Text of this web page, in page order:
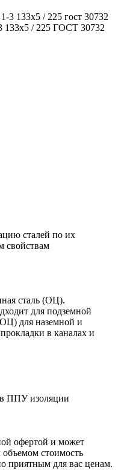
3 133x5 / 225 гост 30732
/ 225 ГОСТ 30732
сталей по их
свойствам
сталь (ОЦ).
для подземной
для наземной и
в каналах и
ППУ изоляции
офертой и может
объемом стоимость
приятным для вас ценам.